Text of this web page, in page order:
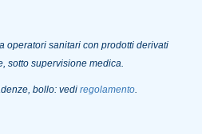
operatori sanitari con prodotti derivati
sotto supervisione medica.
bollo: vedi regolamento